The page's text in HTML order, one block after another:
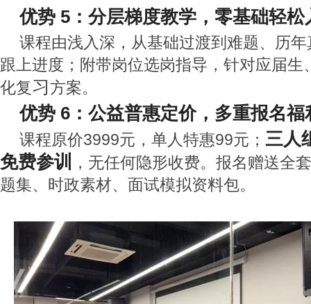
优势 5：分层梯度教学，零基础轻松
课程由浅入深，从基础过渡到难题、历
跟上进度；附带岗位选岗指导，针对应届生
化复习方案。
优势 6：公益普惠定价，多重报名福
课程原价3999元，单人特惠99元； 三人
免费参训
，无任何隐形收费。报名赠送全
题集、时政素材、面试模拟资料包。